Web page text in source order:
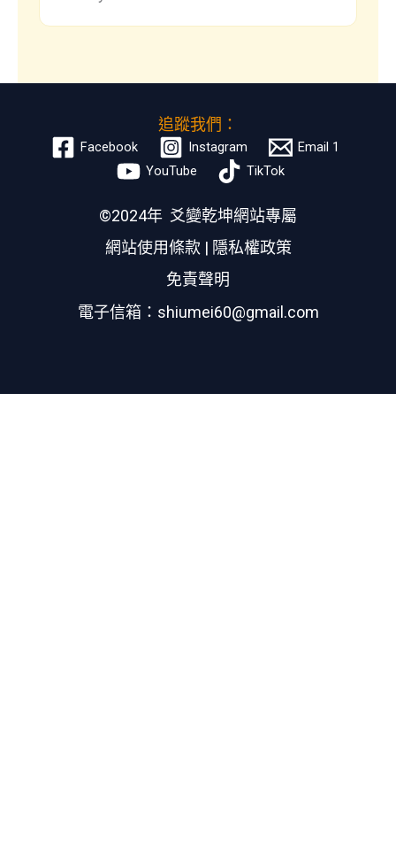
追蹤我們：
Facebook Instagram
Email 1
YouTube
TikTok
©2024年 爻變乾坤網站專屬
網站使用條款 | 隱私權政策
免責聲明
電子信箱：shiumei60@gmail.com